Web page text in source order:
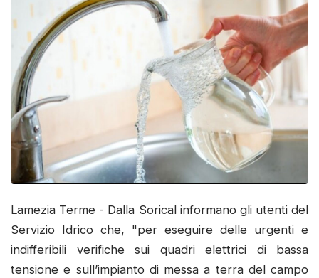
Lamezia Terme - Dalla Sorical informano gli utenti del
Servizio Idrico che, "per eseguire delle urgenti e
indifferibili verifiche sui quadri elettrici di bassa
tensione e sull’impianto di messa a terra del campo